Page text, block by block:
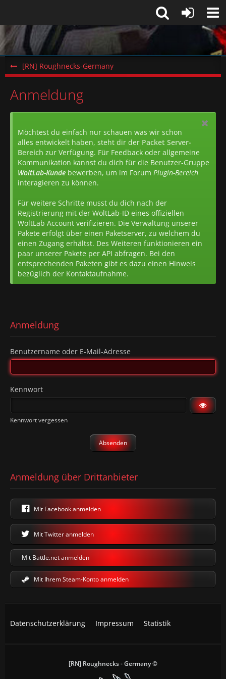
[RN] Roughnecks-Germany
Anmeldung
Möchtest du einfach nur schauen was wir schon
alles entwickelt haben, steht dir der Packet Server-
Bereich zur Verfügung. Für Feedback oder allgemeine
Kommunikation kannst du dich für die Benutzer-Gruppe
WoltLab-Kunde bewerben, um im Forum Plugin-Bereich
interagieren zu können.
Für weitere Schritte musst du dich nach der
Registrierung mit der WoltLab-ID eines offiziellen
WoltLab Account verifizieren. Die Verwaltung unserer
Pakete erfolgt über einen Paketserver, zu welchem du
einen Zugang erhältst. Des Weiteren funktionieren ein
paar unserer Pakete per API abfragen. Bei den
entsprechenden Paketen gibt es dazu einen Hinweis
bezüglich der Kontaktaufnahme.
Anmeldung
Benutzername oder E-Mail-Adresse
Kennwort
Kennwort vergessen
Anmeldung über Drittanbieter
Mit Facebook anmelden
Mit Twitter anmelden
Mit Battle.net anmelden
Mit Ihrem Steam-Konto anmelden
Datenschutzerklärung Impressum Statistik
[RN] Roughnecks - Germany ©